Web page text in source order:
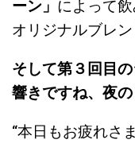
ーン」 によって
オリジナルブレ
そして第３回目
響きですね、夜の
“本日もお疲れさ